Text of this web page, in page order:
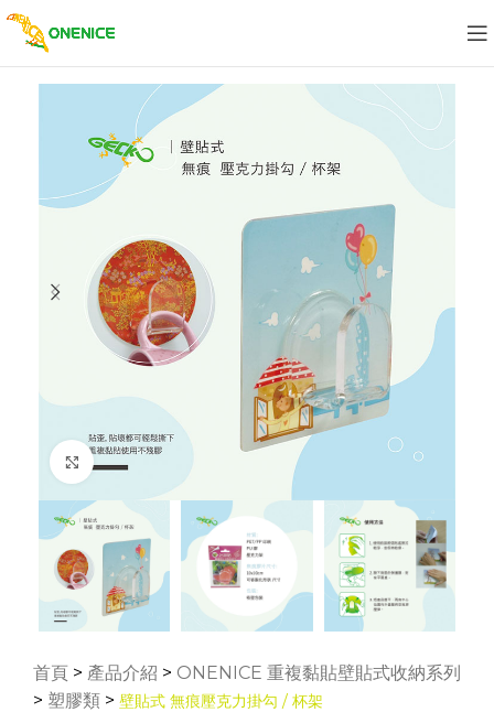
Click to enlarge
首頁 > 產品介紹 > ONENICE 重複黏貼壁貼式收納系列
> 塑膠類 > 壁貼式 無痕壓克力掛勾 / 杯架